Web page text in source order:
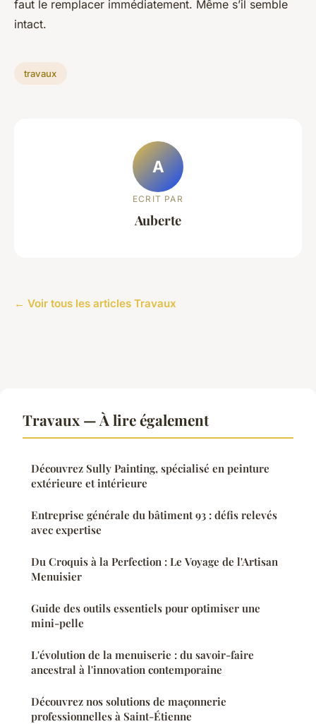
faut le remplacer immédiatement. Même s’il semble
intact.
travaux
A
ECRIT PAR
Auberte
← Voir tous les articles Travaux
Travaux — À lire également
Découvrez Sully Painting, spécialisé en peinture
extérieure et intérieure
Entreprise générale du bâtiment 93 : défis relevés
avec expertise
Du Croquis à la Perfection : Le Voyage de l'Artisan
Menuisier
Guide des outils essentiels pour optimiser une
mini-pelle
L'évolution de la menuiserie : du savoir-faire
ancestral à l'innovation contemporaine
Découvrez nos solutions de maçonnerie
professionnelles à Saint-Étienne